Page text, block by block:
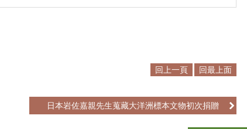
回上一頁 回最上面
日本岩佐嘉親先生蒐藏大洋洲標本文物初次捐贈